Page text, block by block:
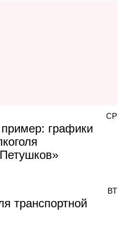
графики
СР
транспортной
ВТ